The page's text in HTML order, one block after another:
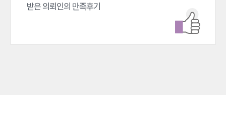
받은 의뢰인의 만족후기